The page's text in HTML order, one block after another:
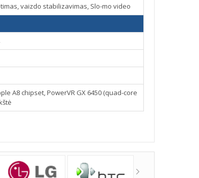
vaizdo stabilizavimas, Slo-mo video
A8 chipset, PowerVR GX 6450 (quad-core